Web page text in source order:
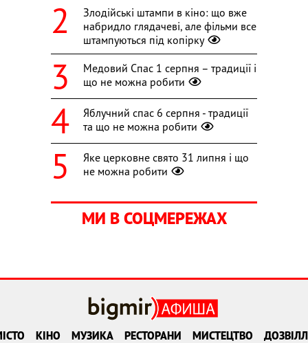
Злодійські штампи в кіно: що вже
набридло глядачеві, але фільми все
штампуються під копірку
Медовий Спас 1 серпня – традиції і
що не можна робити
Яблучний спас 6 серпня - традиції
та що не можна робити
Яке церковне свято 31 липня і що
не можна робити
МИ В СОЦМЕРЕЖАХ
КІНО МУЗИКА РЕСТОРАНИ МИСТЕЦТВО